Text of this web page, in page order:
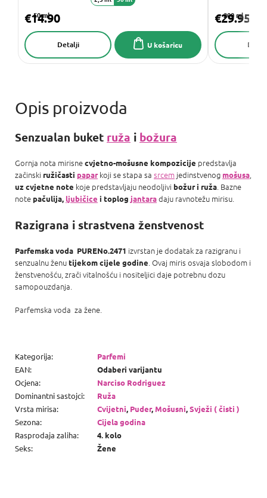
50 ml
€14.90
U košaricu
Detalji
200 ml
€29.95
Senzualan buket ruža i božura
Gornja nota mirisnecvjetno-mošusne kompozicije predstavlja
začinski ružičasti paparkoji se stapa sa srcem jedinstvenog mošusa,
uz cvjetne note koje predstavljaju neodoljivi božur i ruža. Bazne
note pačulija, ljubičice i toplog jantaradaju ravnotežu mirisu.
Razigrana i strastvena ženstvenost
Parfemska voda PURENo.2471 izvrstan je dodatak za razigranu i
senzualnu ženutijekom cijele godine. Ovaj miris osvaja slobodom i
ženstvenošću, zrači vitalnošću i nositeljici daje potrebnu dozu
samopouzdanja.
Parfemska voda za žene.
Kategorija:
Parfemi
EAN:
Odaberi varijantu
Ocjena:
Narciso Rodriguez
Dominantni sastojci:
Ruža
Vrsta mirisa: Cvijetni, Puder,Mošusni,Svježi ( čisti )
Sezona:
Cijela godina
Rasprodaja zaliha:
4. kolo
Seks: Žene